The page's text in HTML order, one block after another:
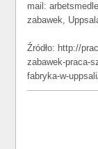
mail:
zabawek,
Źródło: http://
zabawek-praca-
fabryka-w-